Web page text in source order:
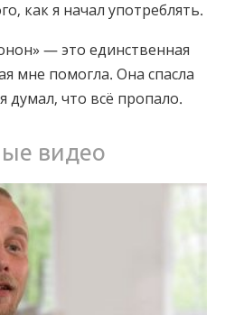
как я начал употреблять.
— это единственная
мне помогла. Она спасла
думал, что всё пропало.
видео